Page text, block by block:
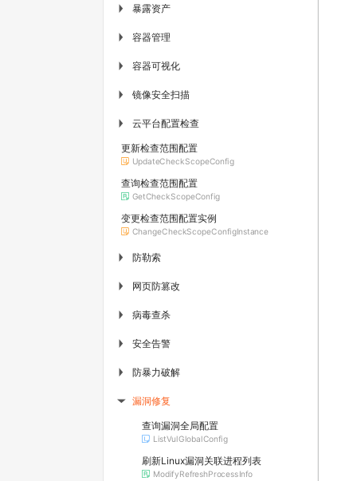
▶ 暴露资产
▶ 容器管理
▶ 容器可视化
▶ 镜像安全扫描
▶ 云平台配置检查
更新检查范围配置
UpdateCheckScopeConfig
查询检查范围配置
GetCheckScopeConfig
变更检查范围配置实例
ChangeCheckScopeConfigInstance
▶ 防勒索
▶ 网页防篡改
▶ 病毒查杀
▶ 安全告警
▶ 防暴力破解
▶ 漏洞修复
查询漏洞全局配置
ListVulGlobalConfig
刷新Linux漏洞关联进程列表
ModifyRefreshProcessInfo